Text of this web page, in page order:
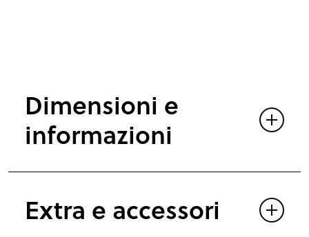
Dimensioni e
informazioni
Extra e accessori